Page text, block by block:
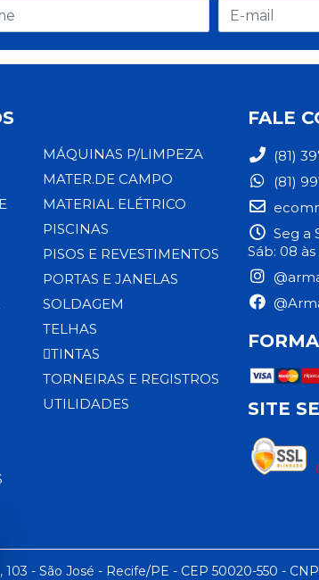
MÁQUINAS P/LIMPEZA
MATER.DE CAMPO
MATERIAL ELÉTRICO
PISCINAS
PISOS E REVESTIMENTOS
PORTAS E JANELAS
SOLDAGEM
TELHAS
TINTAS
TORNEIRAS E REGISTROS
UTILIDADES
FALE
(81)
(81)
Seg a
Sáb: 08 às
SITE
- São José - Recife/PE - CEP 50020-550 -